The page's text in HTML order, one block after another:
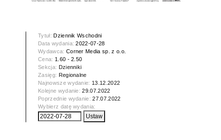
Tytuł:Dziennik Wschodni
Data wydania:2022-07-28
Wydawca: Corner Media sp. z o.o.
Cena: 1.60 - 2.50
Sekcja: Dzienniki
Zasięg: Regionalne
Najnowsze wydanie: 13.12.2022
Kolejne wydanie:29.07.2022
Poprzednie wydanie:27.07.2022
Wybierz datę wydania: